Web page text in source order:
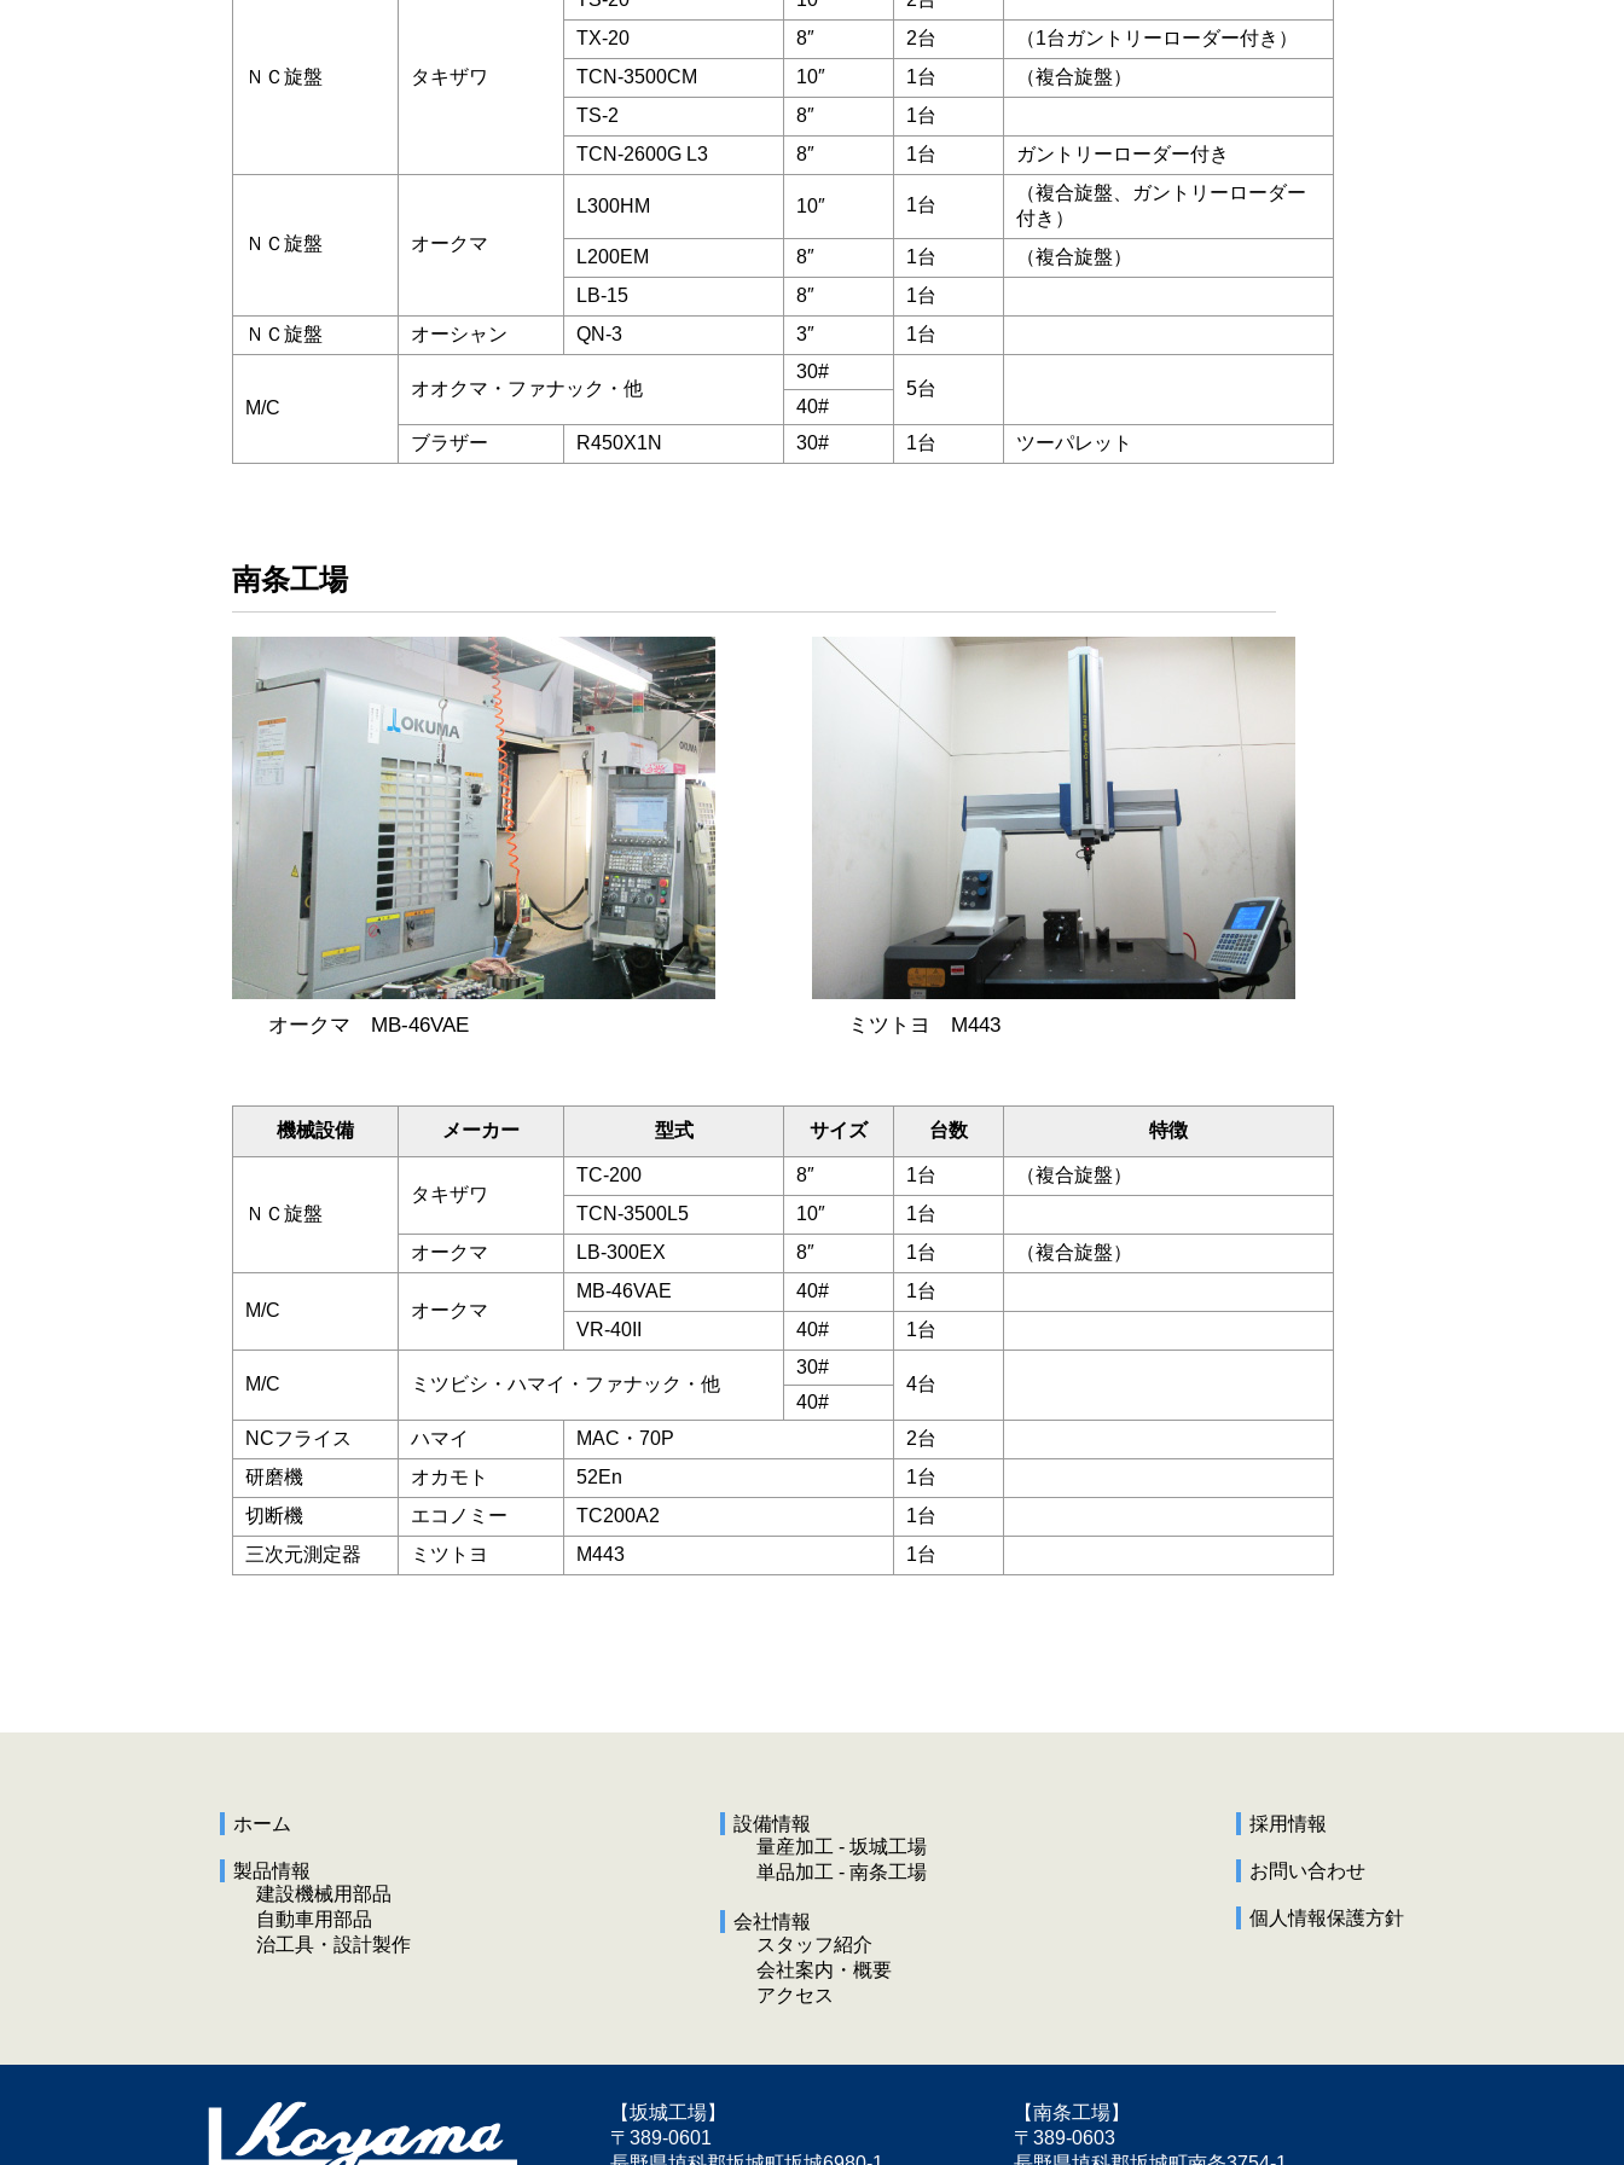
ＮＣ旋盤 タキザワ
TX-20
8″ 2台
（1台ガントリーローダー付き）
TCN-3500CM
10″ 1台
（複合旋盤）
TS-2
8″
1台
TCN-2600G L3
8″ 1台 ガントリーローダー付き
ＮＣ旋盤 オークマ
L300HM 10″ 1台
（複合旋盤、ガントリーローダー
付き）
L200EM
8″ 1台
（複合旋盤）
LB-15
8″
1台
ＮＣ旋盤
オーシャン QN-3 3″ 1台
M/C
オオクマ・ファナック・他
30#
5台
40#
ブラザー
R450X1N 30# 1台 ツーパレット
南条工場
オークマ MB-46VAE ミツトヨ M443
機械設備 メーカー 型式 サイズ 台数 特徴
ＮＣ旋盤
タキザワ
TC-200 8″ 1台
（複合旋盤）
TCN-3500L5
10″
1台
オークマ
LB-300EX 8″ 1台 （複合旋盤）
M/C オークマ
MB-46VAE 40#
1台
VR-40II
40# 1台
M/C ミツビシ・ハマイ・ファナック・他
30#
4台
40#
NCフライス
ハマイ MAC・70P
2台
研磨機
オカモト 52En
1台
切断機
エコノミー TC200A2
1台
三次元測定器
ミツトヨ M443 1台
ホーム
製品情報
建設機械用部品
自動車用部品
治工具・設計製作
設備情報
量産加工 - 坂城工場
単品加工 - 南条工場
会社情報
スタッフ紹介
会社案内・概要
アクセス
採用情報
お問い合わせ
個人情報保護方針
【坂城工場】
〒389-0601
【南条工場】
〒389-0603